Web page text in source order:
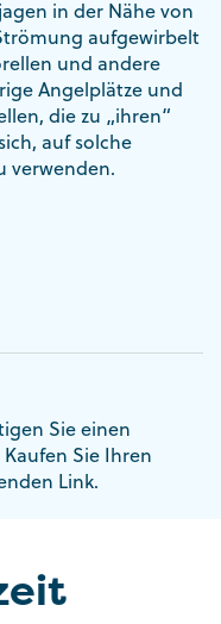
in der Nähe von
aufgewirbelt
und andere
Angelplätze und
die zu „ihren“
auf solche
verwenden.
Sie einen
Sie Ihren
Link.